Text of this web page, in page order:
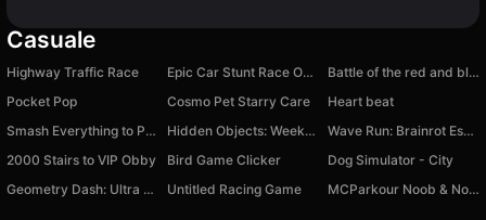
Casuale
Highway Traffic Race Epic Car Stunt Race Obby
Battle of the red and blue agents
Pocket Pop
Cosmo Pet Starry Care
Heart beat
Smash Everything to Pieces!
Hidden Objects: Weekend in Canada
Wave Run: Brainrot Escape!
2000 Stairs to VIP Obby
Bird Game Clicker
Dog Simulator - City
Geometry Dash: Ultra Mega MOD Playground!
Untitled Racing Game MCParkour Noob & Noob Baby